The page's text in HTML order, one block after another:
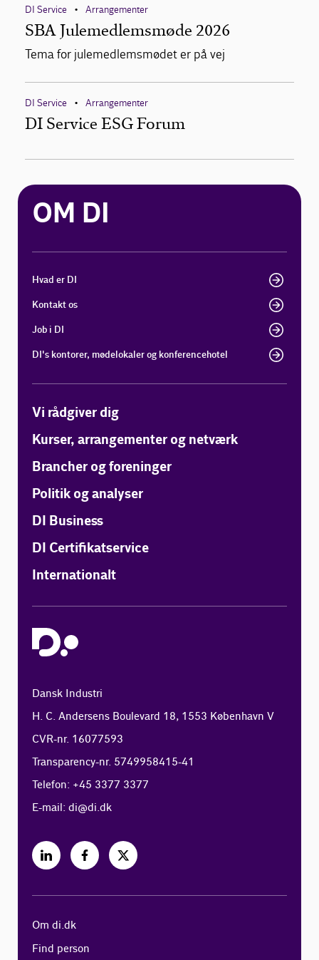
DI Service • Arrangementer
SBA Julemedlemsmøde 2026
Tema for julemedlemsmødet er på vej
DI Service • Arrangementer
DI Service ESG Forum
OM DI
Hvad er DI
Kontakt os
Job i DI
DI's kontorer, mødelokaler og konferencehotel
Vi rådgiver dig
Kurser, arrangementer og netværk
Brancher og foreninger
Politik og analyser
DI Business
DI Certifikatservice
Internationalt
Dansk Industri
H. C. Andersens Boulevard 18, 1553 København V
CVR-nr. 16077593
Transparency-nr. 5749958415-41
Telefon: +45 3377 3377
E-mail:di@di.dk
Om di.dk
Find person